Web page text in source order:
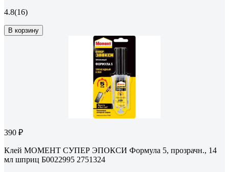
4.8(16)
В корзину
390 ₽
Клей МОМЕНТ СУПЕР ЭПОКСИ Формула 5, прозрачн., 14
мл шприц Б0022995 2751324